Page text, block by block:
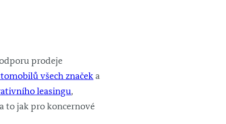
prodeje
všech značeka
leasingu,
to jak pro koncernové